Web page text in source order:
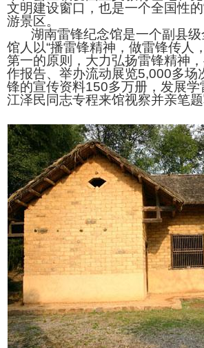
文明建设窗口，也是一个全国性
游景区。
湖南雷锋纪念馆是一个副县级
馆人以“播雷锋精神，做雷锋传人
第一的原则，大力弘扬雷锋精神
作报告、举办流动展览5,000多
锋的宣传资料150多万册，发展
江泽民同志专程来馆视察并亲笔题